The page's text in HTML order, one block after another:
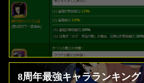
8周年最強キャラランキン